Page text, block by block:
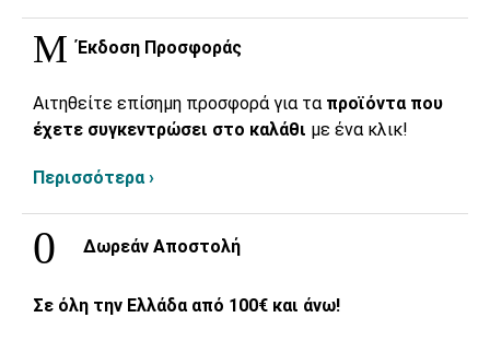
Έκδοση Προσφοράς
Αιτηθείτε επίσημη προσφορά για τα προϊόντα που
έχετε συγκεντρώσει στο καλάθι με ένα κλικ!
Περισσότερα ›
Δωρεάν Αποστολή
Σε όλη την Ελλάδα από 100€ και άνω!